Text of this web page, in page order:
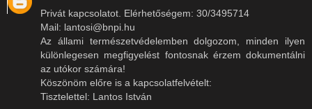
Privát kapcsolatot. Elérhetőségem: 30/3495714
Mail: lantosi@bnpi.hu
Az állami természetvédelemben dolgozom, minden ilyen
különlegesen megfigyelést fontosnak érzem dokumentálni
az utókor számára!
Köszönöm előre is a kapcsolatfelvételt:
Tisztelettel: Lantos István